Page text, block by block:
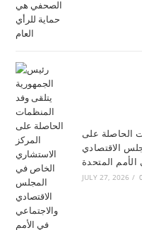
الحاصلة على
الاقتصادي
المتحدة
JULY 27, 2026 /